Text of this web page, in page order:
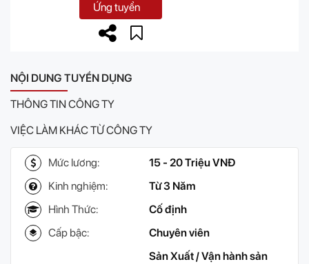
Ứng tuyển
NỘI DUNG TUYỂN DỤNG
THÔNG TIN CÔNG TY
VIỆC LÀM KHÁC TỪ CÔNG TY
Mức lương:
15 - 20 Triệu VNĐ
Kinh nghiệm:
Từ 3 Năm
Hình Thức:
Cố định
Cấp bậc:
Chuyên viên
Sản Xuất / Vận hành sản